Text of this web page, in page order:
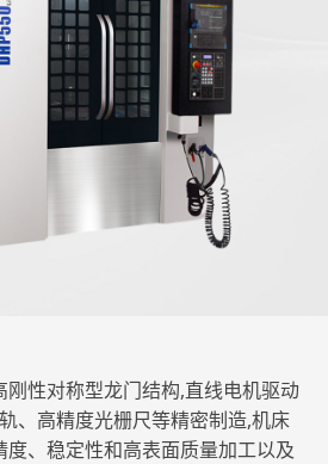
性对称型龙门结构,直线电机驱动
、高精度光栅尺等精密制造,机床
、稳定性和高表面质量加工以及